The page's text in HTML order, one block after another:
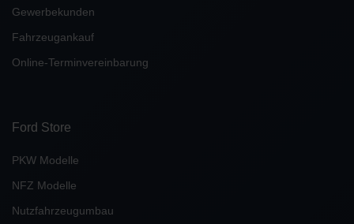
Gewerbekunden
Fahrzeugankauf
Online-Terminvereinbarung
Ford Store
PKW Modelle
NFZ Modelle
Nutzfahrzeugumbau